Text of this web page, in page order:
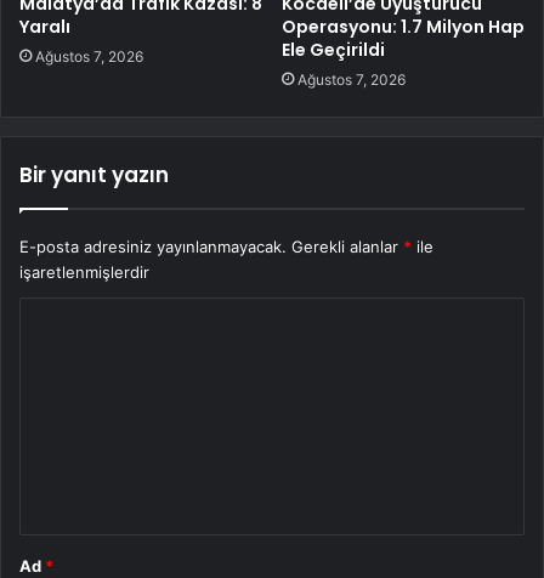
Yaralı
Ağustos 7, 2026
Operasyonu: 1.7 Milyon Hap
Ele Geçirildi
Ağustos 7, 2026
Bir yanıt yazın
E-posta adresiniz yayınlanmayacak. Gerekli alanlar * ile
işaretlenmişlerdir
Ad *